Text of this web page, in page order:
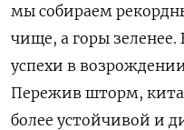
мы собираем
чище, а горы
успехи в
Пережив шторм,
более устойчивой и